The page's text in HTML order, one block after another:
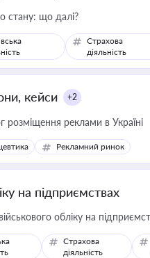
стану: що далі?
Страхова
діяльність
кейси +2
реклами в Україні
Рекламний ринок
на підприємствах
обліку на
Страхова
діяльність